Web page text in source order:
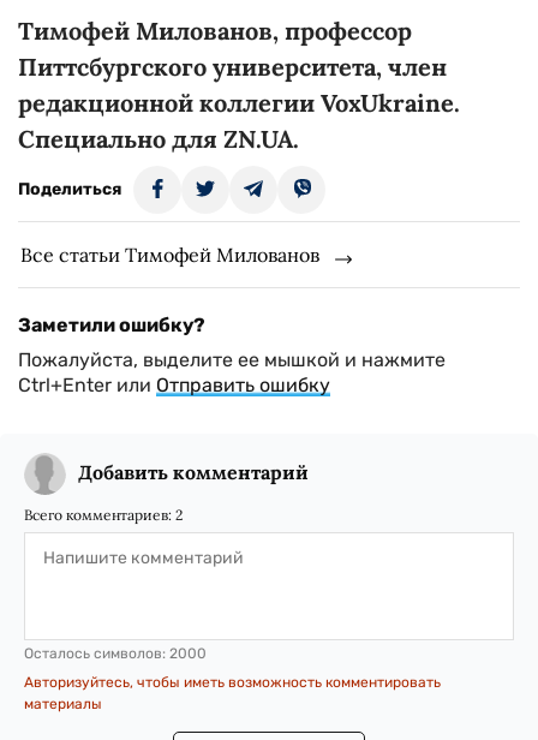
Тимофей Милованов, профессор
Питтсбургского университета, член
редакционной коллегии VoxUkraine.
Специально для ZN.UA.
Поделиться
Все статьи Тимофей Милованов
Заметили ошибку?
Пожалуйста, выделите ее мышкой и нажмите
Ctrl+Enter или Отправить ошибку
Добавить комментарий
Всего комментариев: 2
Осталось символов: 2000
Авторизуйтесь, чтобы иметь возможность комментировать
материалы